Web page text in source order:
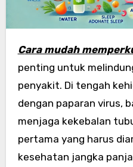
Cara mudah
penting untuk
penyakit. Di tengah
dengan paparan virus,
menjaga kekebalan
pertama yang harus
kesehatan jangka